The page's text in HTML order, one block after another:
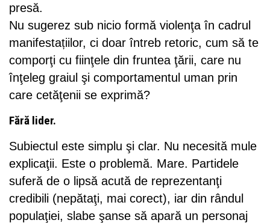
presă.
Nu sugerez sub nicio formă violenţa în cadrul
manifestațiilor, ci doar întreb retoric, cum să te
comporţi cu fiinţele din fruntea ţării, care nu
înţeleg graiul şi comportamentul uman prin
care cetăţenii se exprimă?
Fără lider.
Subiectul este simplu şi clar. Nu necesită mule
explicaţii. Este o problemă. Mare. Partidele
suferă de o lipsă acută de reprezentanţi
credibili (nepătaţi, mai corect), iar din rândul
populaţiei, slabe şanse să apară un personaj